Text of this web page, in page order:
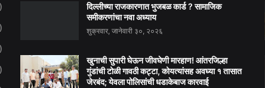
दिल्लीच्या राजकारणात भुजबळ कार्ड ? सामाजिक
समीकरणांचा नवा अध्याय
शुक्रवार, जानेवारी ३०, २०२६
खुनाची सुपारी घेऊन जीवघेणी मारहाण! आंतरजिल्हा
गुंडांची टोळी गावठी कट्टा, कोयत्यांसह अवघ्या १ तासात
जेरबंद; येवला पोलिसांची धडाकेबाज कारवाई